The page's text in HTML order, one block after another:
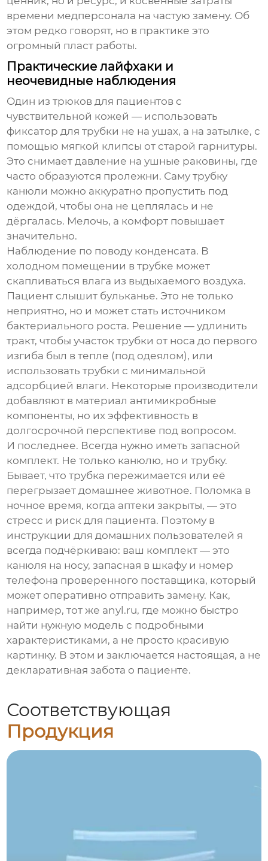
времени медперсонала на частую замену. Об
этом редко говорят, но в практике это
огромный пласт работы.
Практические лайфхаки и
неочевидные наблюдения
Один из трюков для пациентов с
чувствительной кожей — использовать
фиксатор для трубки не на ушах, а на затылке, с
помощью мягкой клипсы от старой гарнитуры.
Это снимает давление на ушные раковины, где
часто образуются пролежни. Самутрубку
канюли можно аккуратно пропустить под
одеждой, чтобы она не цеплялась и не
дёргалась. Мелочь, а комфорт повышает
значительно.
Наблюдение по поводу конденсата. В
холодном помещении в трубке может
скапливаться влага из выдыхаемого воздуха.
Пациент слышит бульканье. Это не только
неприятно, но и может стать источником
бактериального роста. Решение — удлинить
тракт, чтобы участок трубки от носа до первого
изгиба был в тепле (под одеялом), или
использовать трубки с минимальной
адсорбцией влаги. Некоторые производители
добавляют в материал антимикробные
компоненты, но их эффективность в
долгосрочной перспективе под вопросом.
И последнее. Всегда нужно иметь запасной
комплект. Не только канюлю, но и трубку.
Бывает, что трубка пережимается или её
перегрызает домашнее животное. Поломка в
ночное время, когда аптеки закрыты, — это
стресс и риск для пациента. Поэтому в
инструкции для домашних пользователей я
всегда подчёркиваю: ваш комплект — это
канюля на носу, запасная в шкафу и номер
телефона проверенного поставщика, который
может оперативно отправить замену. Как,
например, тот же anyl.ru, где можно быстро
найти нужную модель с подробными
характеристиками, а не просто красивую
картинку. В этом и заключается настоящая, а не
декларативная забота о пациенте.
Соответствующая
Продукция